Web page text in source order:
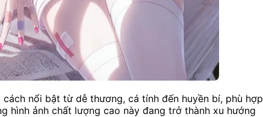
nổi bật từ dễ thương, cá tính đến huyền bí, phù hợp
hình ảnh chất lượng cao này đang trở thành xu hướng